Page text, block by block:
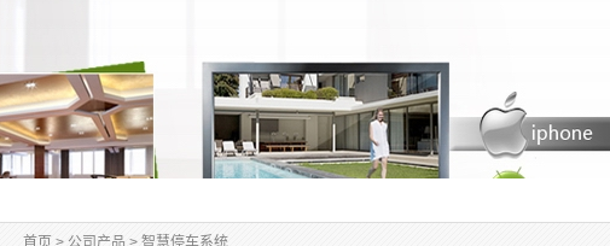
首页 > 公司产品 > 智慧停车系统